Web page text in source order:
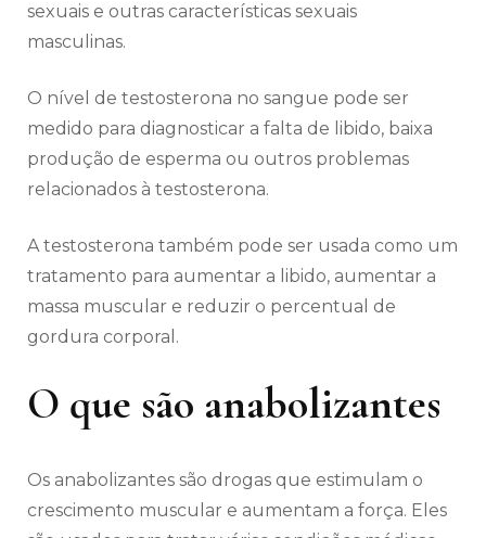
sexuais e outras características sexuais
masculinas.
O nível de testosterona no sangue pode ser
medido para diagnosticar a falta de libido, baixa
produção de esperma ou outros problemas
relacionados à testosterona.
A testosterona também pode ser usada como um
tratamento para aumentar a libido, aumentar a
massa muscular e reduzir o percentual de
gordura corporal.
O que são anabolizantes
Os anabolizantes são drogas que estimulam o
crescimento muscular e aumentam a força. Eles